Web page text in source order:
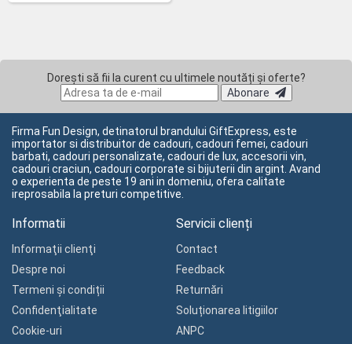
Dorești să fii la curent cu ultimele noutăți și oferte?
Abonare
Firma Fun Design, detinatorul brandului GiftExpress, este
importator si distribuitor de cadouri, cadouri femei, cadouri
barbati, cadouri personalizate, cadouri de lux, accesorii vin,
cadouri craciun, cadouri corporate si bijuterii din argint. Avand
o experienta de peste 19 ani in domeniu, ofera calitate
ireprosabila la preturi competitive.
Informatii
Informaţii clienţi
Despre noi
Termeni și condiții
Confidenţialitate
Cookie-uri
Servicii clienți
Contact
Feedback
Returnări
Soluționarea litigiilor
ANPC